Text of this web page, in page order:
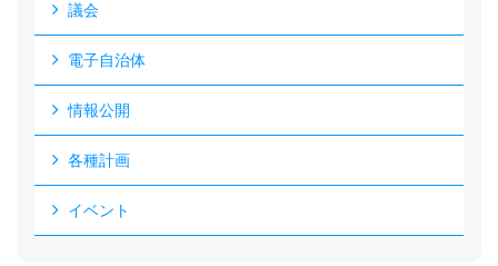
議会
電子自治体
情報公開
各種計画
イベント